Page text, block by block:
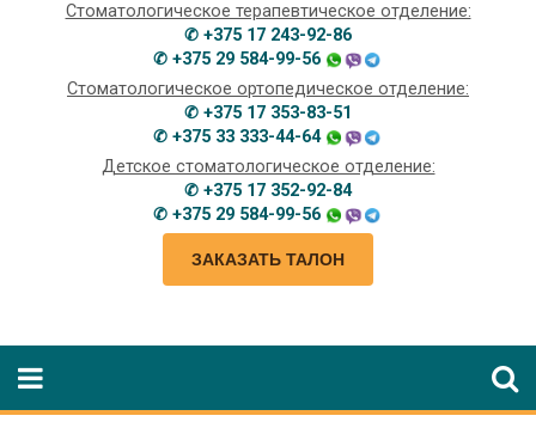
Стоматологическое терапевтическое отделение:
✆ +375 17 243-92-86
✆ +375 29 584-99-56
Стоматологическое ортопедическое отделение:
✆ +375 17 353-83-51
✆ +375 33 333-44-64
Детское стоматологическое отделение:
✆ +375 17 352-92-84
✆ +375 29 584-99-56
ЗАКАЗАТЬ ТАЛОН